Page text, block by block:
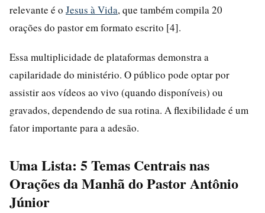
relevante é o Jesus à Vida, que também compila 20
orações do pastor em formato escrito [4].
Essa multiplicidade de plataformas demonstra a
capilaridade do ministério. O público pode optar por
assistir aos vídeos ao vivo (quando disponíveis) ou
gravados, dependendo de sua rotina. A flexibilidade é um
fator importante para a adesão.
Uma Lista: 5 Temas Centrais nas
Orações da Manhã do Pastor Antônio
Júnior